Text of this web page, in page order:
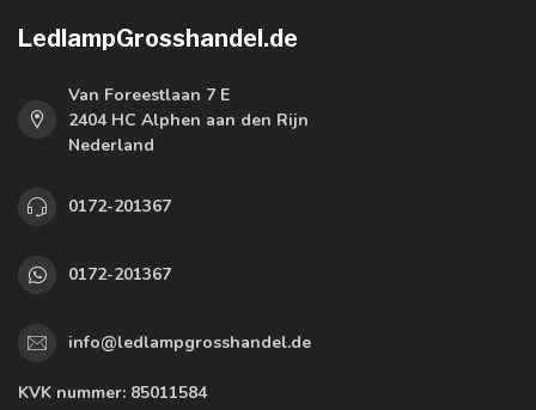
LedlampGrosshandel.de
Van Foreestlaan 7 E
2404 HC Alphen aan den Rijn
Nederland
0172-201367
0172-201367
info@ledlampgrosshandel.de
KVK nummer: 85011584